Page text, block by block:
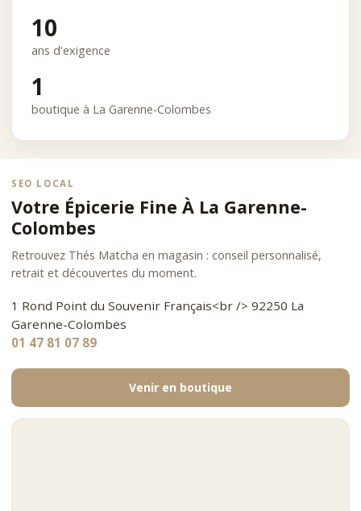
10
ans d'exigence
1
boutique à La Garenne-Colombes
SEO LOCAL
Votre Épicerie Fine À La Garenne-
Colombes
Retrouvez Thés Matcha en magasin : conseil personnalisé,
retrait et découvertes du moment.
1 Rond Point du Souvenir Français<br /> 92250 La
Garenne-Colombes
01 47 81 07 89
Venir en boutique